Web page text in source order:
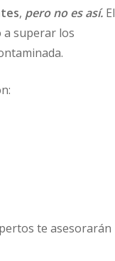
, pero no es así. El
a superar los
te asesorarán